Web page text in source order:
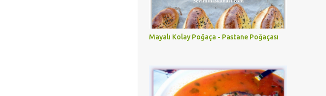
Mayalı Kolay Poğaça - Pastane Poğaçası